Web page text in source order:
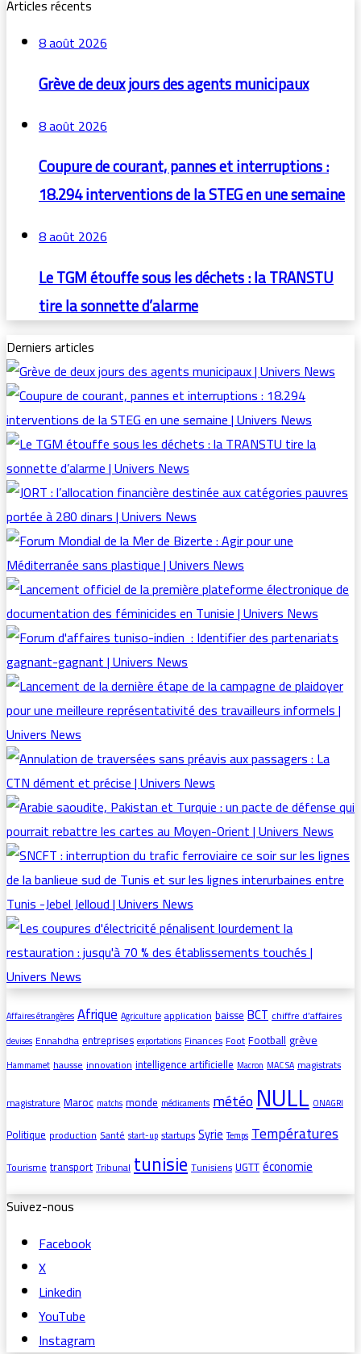
Articles récents
8 août 2026
Grève de deux jours des agents municipaux
8 août 2026
Coupure de courant, pannes et interruptions :
18.294 interventions de la STEG en une semaine
8 août 2026
Le TGM étouffe sous les déchets : la TRANSTU
tire la sonnette d’alarme
Derniers articles
Affaires étrangères Afrique Agriculture applicationbaisseBCTchiffre d’affaires
devises Ennahdhaentreprises exportations FinancesFootFootballgrève
Hammamet hausseinnovationintelligence artificielle Macron MAC SA magistrats
magistratureMaroc matchs monde médicaments météoNULL ONAGRI
Politique productionSanté start-up startupsSyrie Temps Températures
TourismetransportTribunaltunisieTunisiensUGTTéconomie
Suivez-nous
Facebook
X
Linkedin
YouTube
Instagram